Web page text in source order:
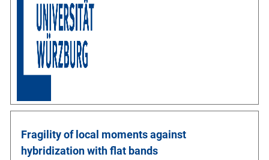
Fragility of local moments against
hybridization with flat bands